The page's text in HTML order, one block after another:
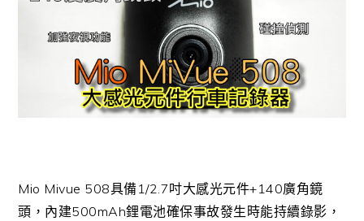
Mio Mivue 508具備1/2.7吋大感光元件+140廣角鏡
頭，內建500mAh鋰電池確保事故發生時能持續錄影，